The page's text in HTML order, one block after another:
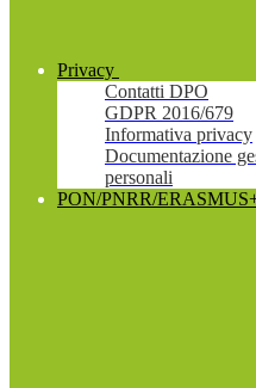
Privacy
Contatti DPO
GDPR 2016/679
Informativa privacy
Documentazione
personali
PON/PNRR/